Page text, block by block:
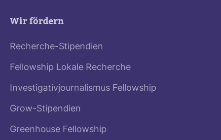
Wir fördern
Recherche-Stipendien
Fellowship Lokale Recherche
Investigativjournalismus Fellowship
Grow-Stipendien
Greenhouse Fellowship